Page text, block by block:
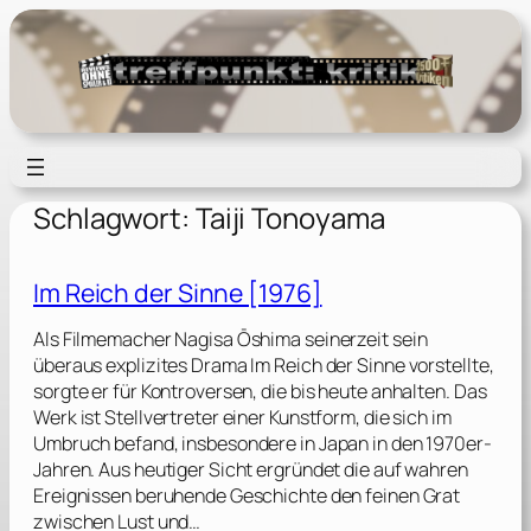
Zum
Inhalt
springen
Schlagwort: Taiji Tonoyama
Im Reich der Sinne [1976]
Als Filmemacher Nagisa Ōshima seinerzeit sein
überaus explizites Drama Im Reich der Sinne vorstellte,
sorgte er für Kontroversen, die bis heute anhalten. Das
Werk ist Stellvertreter einer Kunstform, die sich im
Umbruch befand, insbesondere in Japan in den 1970er-
Jahren. Aus heutiger Sicht ergründet die auf wahren
Ereignissen beruhende Geschichte den feinen Grat
zwischen Lust und…